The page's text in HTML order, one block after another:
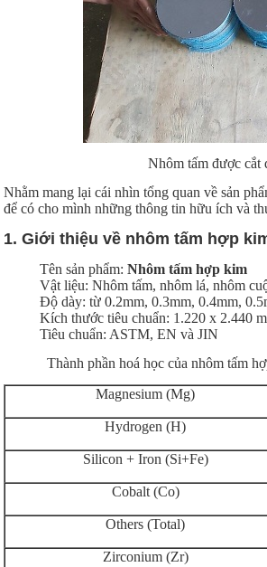
Nhôm tấm được cắt
Nhằm mang lại cái nhìn tổng quan về sản
để có cho mình những thông tin hữu ích và
1. Giới thiệu về nhôm tấm hợp
Tên sản phẩm: Nhôm tấm hợp kim
Vật liệu: Nhôm tấm, nhôm lá, nhôm
Độ dày: từ 0.2mm, 0.3mm, 0.4mm,
Kích thước tiêu chuẩn: 1.220 x 2.440
Tiêu chuẩn: ASTM, EN và JIN
Thành phần hoá học của nhôm tấm
Magnesium (Mg)
Hydrogen (H)
Silicon + Iron (Si+Fe)
Cobalt (Co)
Others (Total)
Zirconium (Zr)